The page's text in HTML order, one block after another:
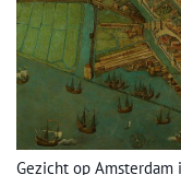
Gezicht op Amsterdam